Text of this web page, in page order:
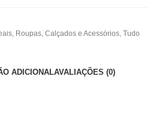
, Roupas, Calçados e Acessórios, Tudo
ADICIONALAVALIAÇÕES (0)